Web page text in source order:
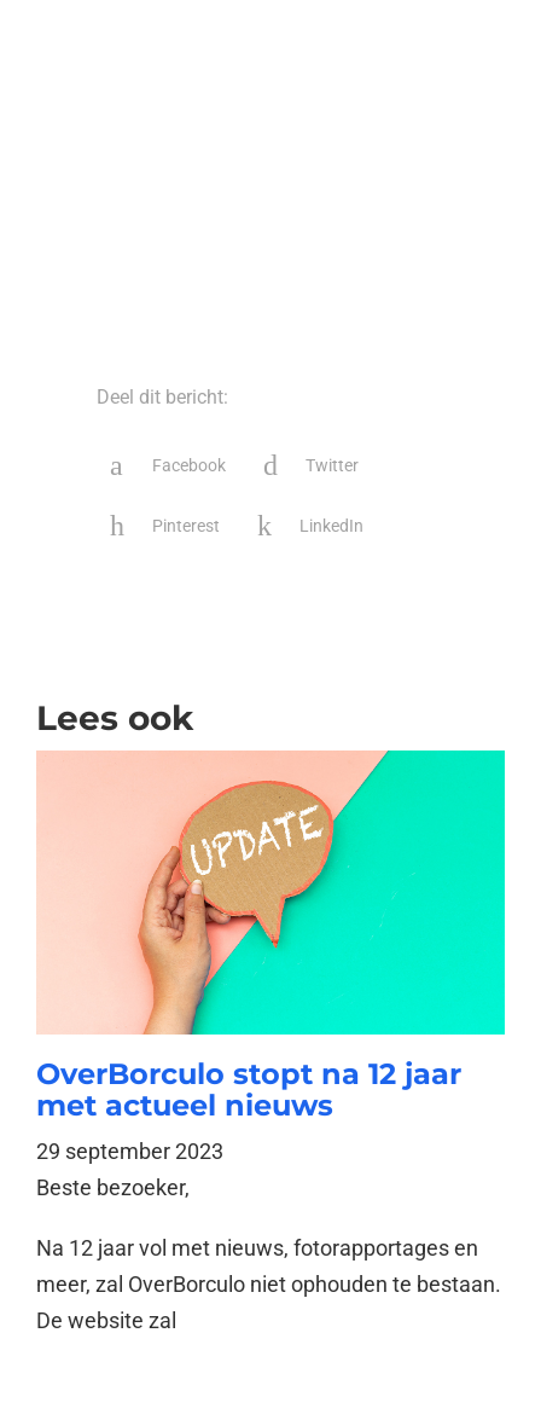
Deel dit bericht:
Facebook Twitter
Pinterest LinkedIn
Lees ook
OverBorculo stopt na 12 jaar
met actueel nieuws
29 september 2023
Beste bezoeker,
Na 12 jaar vol met nieuws, fotorapportages en
meer, zal OverBorculo niet ophouden te bestaan.
De website zal